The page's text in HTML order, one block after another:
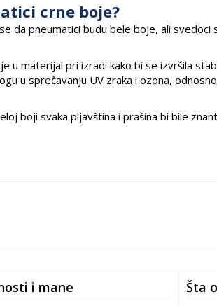
crne boje?
pneumatici budu bele boje, ali svedoci
u materijal pri izradi kako bi se izvršila
u sprečavanju UV zraka i ozona,
boji svaka pljavština i prašina bi bile
i mane Šta